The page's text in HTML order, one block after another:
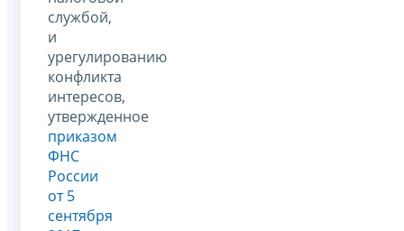
службой,
и
урегулированию
конфликта
интересов,
утвержденное
приказом
ФНС
России
от 5
сентября